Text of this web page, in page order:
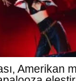
Amerikan